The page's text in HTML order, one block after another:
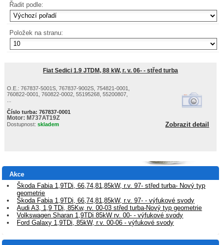
Řadit podle:
Položek na stranu:
Fiat Sedici 1.9 JTDM, 88 kW, r. v. 06- - střed turba
O.E.: 767837-5001S, 767837-9002S, 754821-0001,
760822-0001, 760822-0002, 55195268, 55200807,
Číslo turba: 767837-0001
Motor: M737AT19Z
Dostupnost: skladem Zobrazit detail
Akce
Škoda Fabia 1,9TDi, 66,74,81,85kW, r.v. 97- střed turba- Nový typ
geometrie
Škoda Fabia 1,9TDi, 66,74,81,85kW, r.v. 97- - výfukové svody
Audi A3, 1,9 TDi, 85Kw, rv. 00-03 střed turba-Nový typ geometrie
Volkswagen Sharan 1,9TDi 85kW rv. 00- - výfukové svody
Ford Galaxy 1,9TDi, 85kW, r.v. 00-06 - výfukové svody